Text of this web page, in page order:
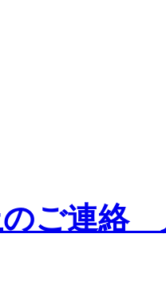
のご連絡